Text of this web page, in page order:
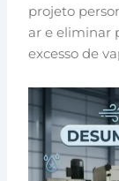
projeto
ar e eliminar
excesso de